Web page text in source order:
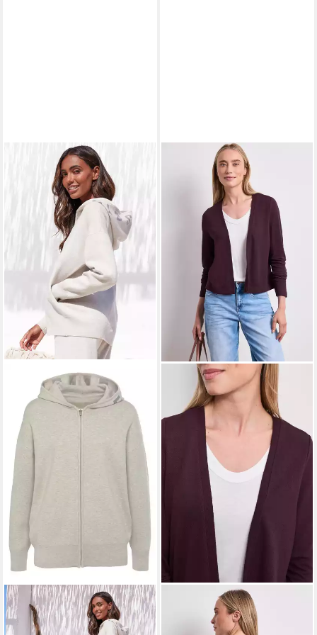
ELBSAND
Strickjacke aus
hochwertigen Strick und
STREET ONE
Strickjacke Style Nette in
offener Passform